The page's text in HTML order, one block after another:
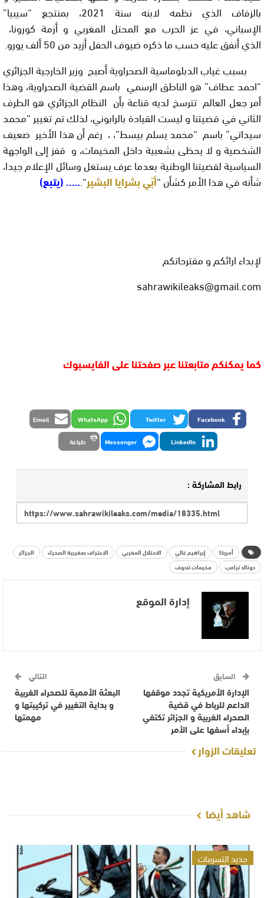
بالزفاف الذي نظمه لابنه سنة 2021،
بمنتجع “سيبيا”
الإسباني، في عز الحرب مع المحتل المغربي و أزمة كورونا،
الذيأنفق عليه حسب ما ذكره ضيوف الحفل أزيد من 50 ألف يورو.
بسبب غياب الدبلوماسية الصحراوية أصبح وزير الخارجية الجزائري
“احمد عطاف” هو الناطق الرسمي باسم القضية الصحراوية، وهذا
أمر جعل العالم تترسخ لديه قناعة بأن النظام الجزائري هو الطرف
الثاني في قضيتنا و ليست القيادة بالرابوني، لذلك تم تغيير “محمد
سيداتي” باسم “محمد يسلم بيسط”، ، رغم أن هذا الأخير ضعيف
الشخصية و لا يحظى بشعبية داخل المخيمات، و قفز إلى الواجهة
السياسية لقضيتنا الوطنية بعدما عرف يستغل وسائل الإعلام جيدا،
شأنه في هذا الأمر كشأن “أبّي بشرايا البشير“.….. (يتبع)
لإبداء ارائكم و مقترحاتكم
sahrawikileaks@gmail.com
كما يمكنكم متابعتنا عبر صفحتنا على الفايسبوك
Facebook
Twitter
WhatsApp
Email
LinkedIn
Messenger طباعة
رابط المشاركة :
أمريكا إبراهيم غالي الاحتلال المغربي الاعتراف بمغربية الصحراء
الجزائر
دونالد ترامب
مخيمات تندوف
إدارة الموقع
السابق
الإدارة الأمريكية تجدد موقفها
الداعم للرباط في قضية
الصحراء الغربية و الجزائر تكتفي
بإبداء أسفها على الأمر
التالي
البعثة الأممية للصحراء الغربية
و بداية التغيير في تركيبتها و
مهمتها
تعليقات الزوار
شاهد أيضا
جديد التسريبات